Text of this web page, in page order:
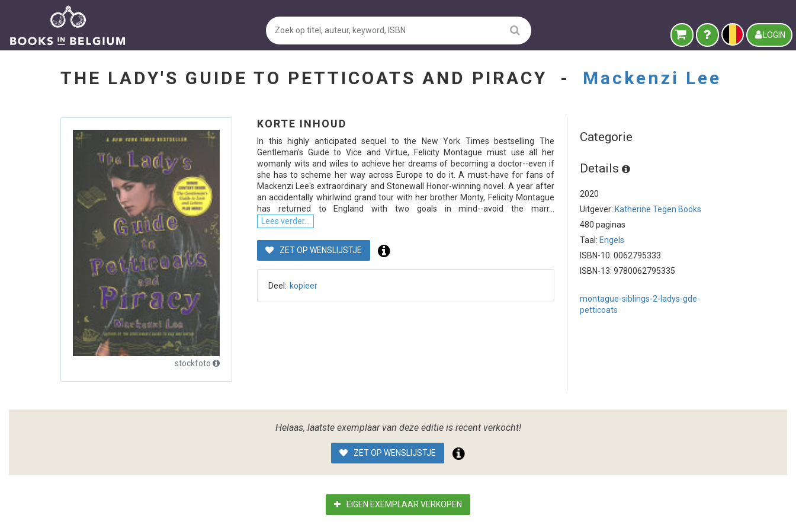
LOGIN
THE LADY'S GUIDE TO PETTICOATS AND PIRACY - Mackenzi Lee
stockfoto
KORTE INHOUD
In this highly anticipated sequel to the New York Times bestselling The
Gentleman's Guide to Vice and Virtue, Felicity Montague must use all her
womanly wits and wiles to achieve her dreams of becoming a doctor--even if
she has to scheme her way across Europe to do it. A must-have for fans of
Mackenzi Lee's extraordinary and Stonewall Honor-winning novel. A year after
an accidentally whirlwind grand tour with her brother Monty, Felicity Montague
has returned to England with two goals in mind--avoid the marr...
Lees verder...
ZET OP WENSLIJSTJE
Deel: kopieer
Categorie
Details
2020
Uitgever: Katherine Tegen Books
480 paginas
Taal: Engels
ISBN-10: 0062795333
ISBN-13: 9780062795335
montague-siblings-2-ladys-gde-
petticoats
Helaas, laatste exemplaar van deze editie is recent verkocht!
ZET OP WENSLIJSTJE
EIGEN EXEMPLAAR VERKOPEN